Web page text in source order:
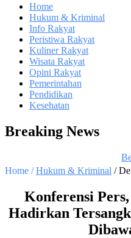
Home
Hukum & Kriminal
Info Rakyat
Peristiwa Rakyat
Kuliner Rakyat
Wisata Rakyat
Opini Rakyat
Pemerintahan
Pendidikan
Kesehatan
Breaking News
Home /Hukum & Kriminal /
Konferensi
Hadirkan